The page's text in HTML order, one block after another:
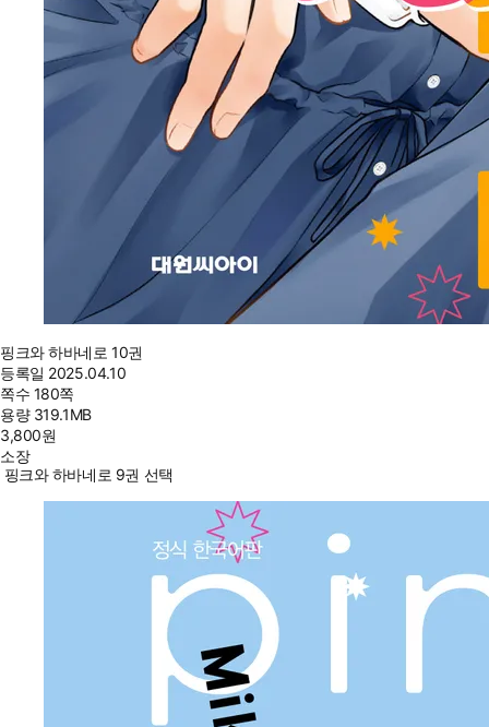
핑크와 하바네로 10권
등록일 2025.04.10
쪽수 180쪽
용량 319.1MB
3,800원
소장
핑크와 하바네로 9권 선택